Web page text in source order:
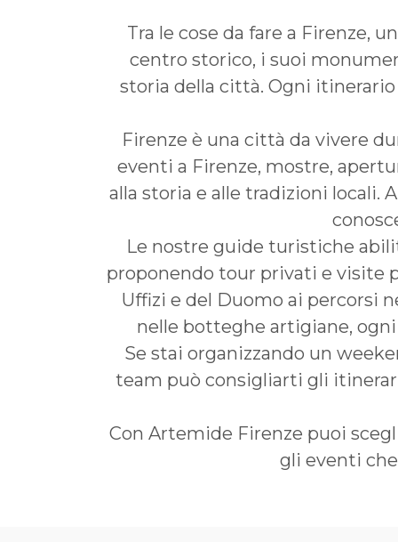
Tra le cose da fare a Firenze,
centro storico, i suoi
storia della città. Ogni
Firenze è una città da vivere
eventi a Firenze, mostre,
alla storia e alle tradizioni
Le nostre guide turistiche
proponendo tour privati e visite
Uffizi e del Duomo ai percorsi
nelle botteghe artigiane,
Se stai organizzando un
team può consigliarti gli
Con Artemide Firenze puoi
gli eventi